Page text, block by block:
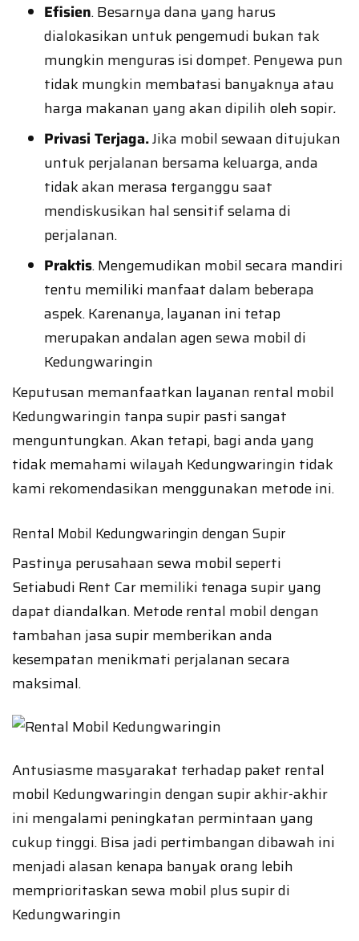
Efisien. Besarnya dana yang harus
dialokasikan untuk pengemudi bukan tak
mungkin menguras isi dompet. Penyewa pun
tidak mungkin membatasi banyaknya atau
harga makanan yang akan dipilih oleh sopir.
Privasi Terjaga.Jika mobil sewaan ditujukan
untuk perjalanan bersama keluarga, anda
tidak akan merasa terganggu saat
mendiskusikan hal sensitif selama di
perjalanan.
Praktis. Mengemudikan mobil secara mandiri
tentu memiliki manfaat dalam beberapa
aspek. Karenanya, layanan ini tetap
merupakan andalan agen sewa mobil di
Kedungwaringin
Keputusan memanfaatkan layanan rental mobil
Kedungwaringin tanpa supir pasti sangat
menguntungkan. Akan tetapi, bagi anda yang
tidak memahami wilayah Kedungwaringin tidak
kami rekomendasikan menggunakan metode ini.
Rental Mobil Kedungwaringin dengan Supir
Pastinya perusahaan sewa mobil seperti
Setiabudi Rent Car memiliki tenaga supir yang
dapat diandalkan. Metode rental mobil dengan
tambahan jasa supir memberikan anda
kesempatan menikmati perjalanan secara
maksimal.
Antusiasme masyarakat terhadap paket rental
mobil Kedungwaringin dengan supir akhir-akhir
ini mengalami peningkatan permintaan yang
cukup tinggi. Bisa jadi pertimbangan dibawah ini
menjadi alasan kenapa banyak orang lebih
memprioritaskan sewa mobil plus supir di
Kedungwaringin